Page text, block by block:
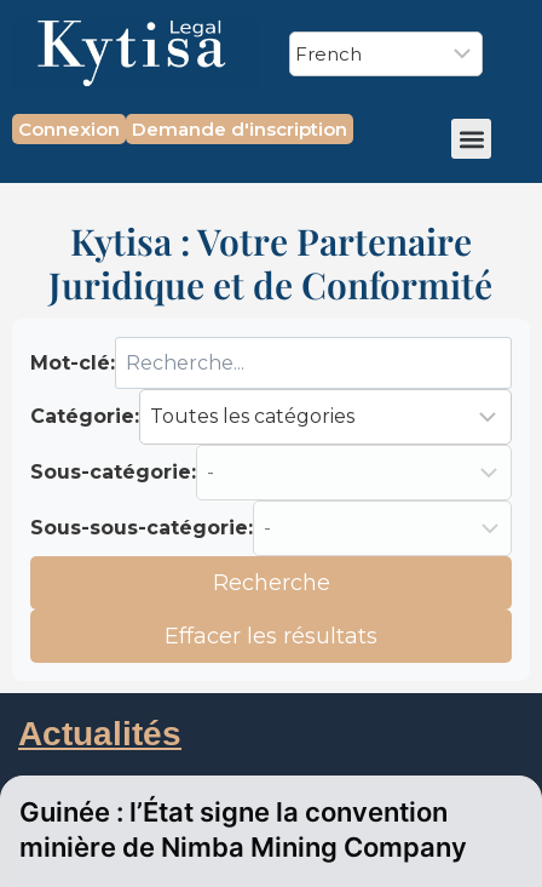
Connexion Demande d'inscription
Kytisa : Votre Partenaire
Juridique et de Conformité
Mot-clé:
Catégorie:
Sous-catégorie:
Sous-sous-catégorie:
Recherche
Effacer les résultats
Actualités
Guinée : l’État signe la convention
minière de Nimba Mining Company